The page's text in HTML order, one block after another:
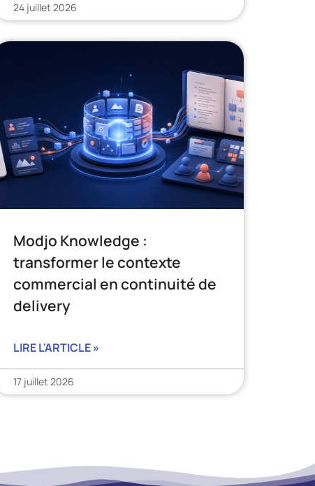
24 juillet 2026
Modjo Knowledge :
transformer le contexte
commercial en continuité de
delivery
LIRE L'ARTICLE »
17 juillet 2026